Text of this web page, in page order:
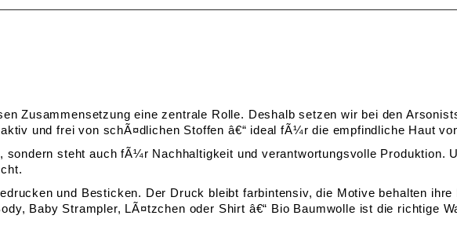
Zusammensetzung eine zentrale Rolle. Deshalb setzen wir bei den
und frei von schÃ¤dlichen Stoffen â€“ ideal fÃ¼r die empfindliche Haut
steht auch fÃ¼r Nachhaltigkeit und verantwortungsvolle Produktion.
und Besticken. Der Druck bleibt farbintensiv, die Motive behalten
Baby Strampler, LÃ¤tzchen oder Shirt â€“ Bio Baumwolle ist die richtige